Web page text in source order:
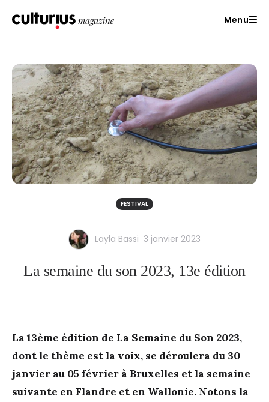
Menu
FESTIVAL
Layla Bassi-3 janvier 2023
La semaine du son 2023, 13e édition
La 13ème édition de La Semaine du Son 2023,
dont le thème est la voix, se déroulera du 30
janvier au 05 février à Bruxelles et la semaine
suivante en Flandre et en Wallonie. Notons la